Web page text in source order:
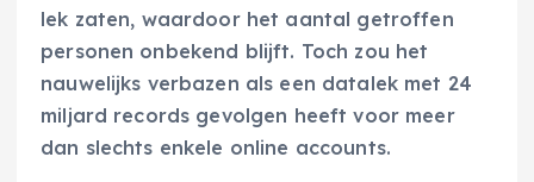
lek zaten, waardoor het aantal getroffen
personen onbekend blijft. Toch zou het
nauwelijks verbazen als een datalek met 24
miljard records gevolgen heeft voor meer
dan slechts enkele online accounts.